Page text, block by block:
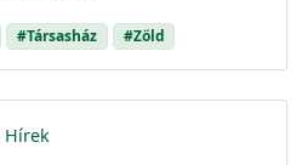
#Társasház #Zöld
Hírek